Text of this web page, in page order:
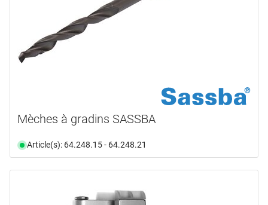
Mèches à gradins SASSBA
Article(s): 64.248.15 - 64.248.21